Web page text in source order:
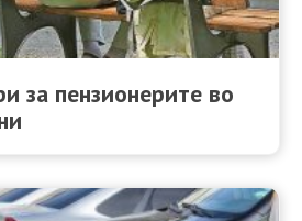
за пензионерите во